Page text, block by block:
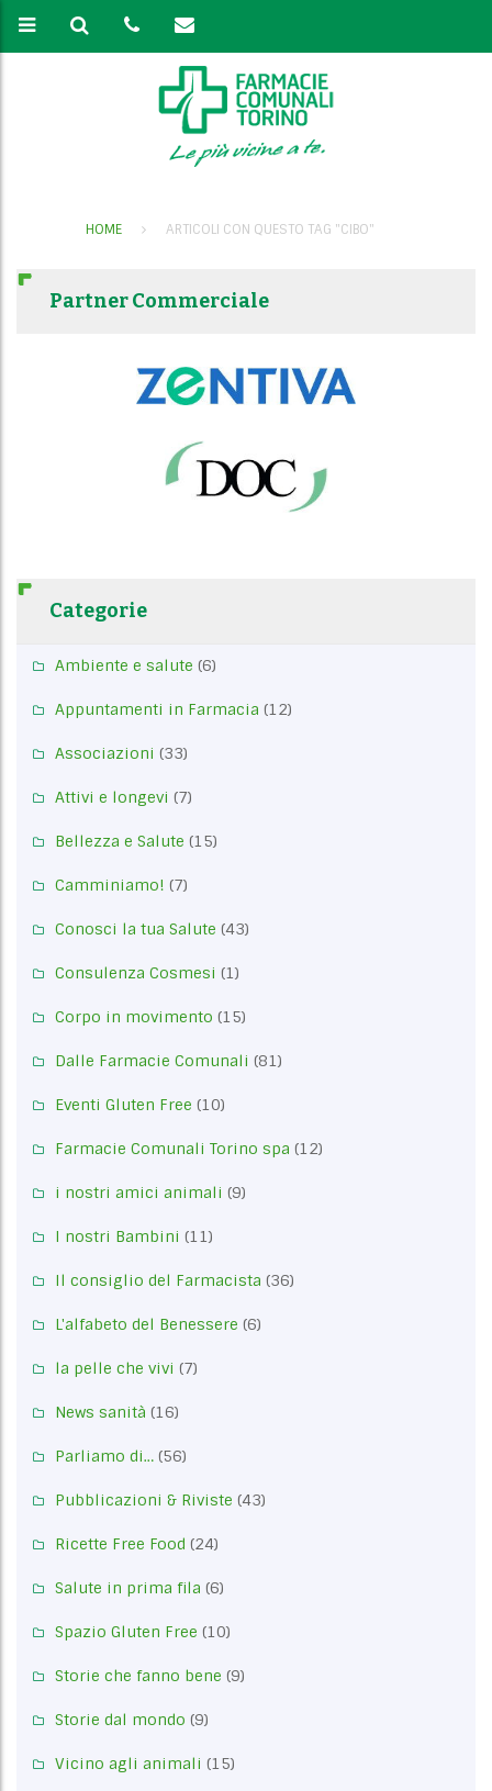
HOME ARTICOLI CON QUESTO TAG "CIBO"
Partner Commerciale
Categorie
Ambiente e salute (6)
Appuntamenti in Farmacia (12)
Associazioni (33)
Attivi e longevi (7)
Bellezza e Salute (15)
Camminiamo! (7)
Conosci la tua Salute (43)
Consulenza Cosmesi (1)
Corpo in movimento (15)
Dalle Farmacie Comunali (81)
Eventi Gluten Free (10)
Farmacie Comunali Torino spa (12)
i nostri amici animali (9)
I nostri Bambini (11)
Il consiglio del Farmacista (36)
L'alfabeto del Benessere (6)
la pelle che vivi (7)
News sanità (16)
Parliamo di… (56)
Pubblicazioni & Riviste (43)
Ricette Free Food (24)
Salute in prima fila (6)
Spazio Gluten Free (10)
Storie che fanno bene (9)
Storie dal mondo (9)
Vicino agli animali (15)